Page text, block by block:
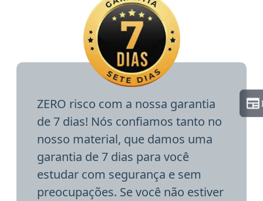
ZERO risco com a nossa garantia
de 7 dias! Nós confiamos tanto no
nosso material, que damos uma
garantia de 7 dias para você
estudar com segurança e sem
preocupações. Se você não estiver